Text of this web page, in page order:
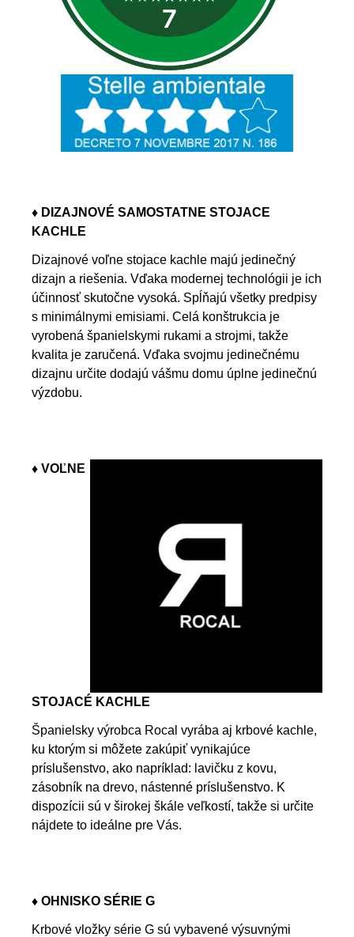
♦ DIZAJNOVÉ SAMOSTATNE STOJACE
KACHLE
Dizajnové voľne stojace kachle majú jedinečný
dizajn a riešenia. Vďaka modernej technológii je ich
účinnosť skutočne vysoká. Spĺňajú všetky predpisy
s minimálnymi emisiami. Celá konštrukcia je
vyrobená španielskymi rukami a strojmi, takže
kvalita je zaručená. Vďaka svojmu jedinečnému
dizajnu určite dodajú vášmu domu úplne jedinečnú
výzdobu.
♦ VOĽNE
STOJACÉ KACHLE
Španielsky výrobca Rocal vyrába aj krbové kachle,
ku ktorým si môžete zakúpiť vynikajúce
príslušenstvo, ako napríklad: lavičku z kovu,
zásobník na drevo, nástenné príslušenstvo. K
dispozícii sú v širokej škále veľkostí, takže si určite
nájdete to ideálne pre Vás.
♦ OHNISKO SÉRIE G
Krbové vložky série G sú vybavené výsuvnými